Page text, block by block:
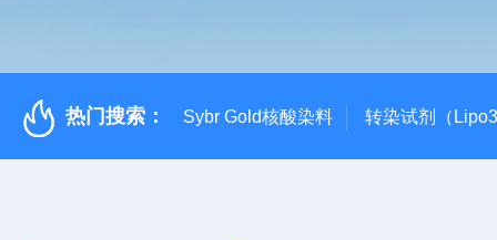
热门搜索： Sybr Gold核酸染料 转染试剂（